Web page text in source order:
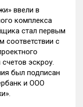
ввели в
комплекса
стал первым
соответствии с
эскроу.
был подписан
и ООО